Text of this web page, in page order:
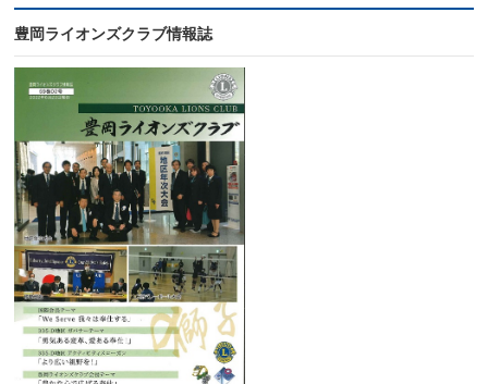
豊岡ライオンズクラブ情報誌